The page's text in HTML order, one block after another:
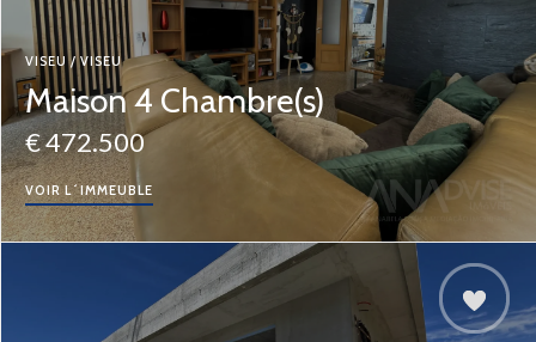
VISEU / VISEU
Maison 4 Chambre(s)
€ 472.500
VOIR L´IMMEUBLE